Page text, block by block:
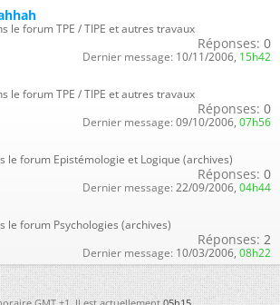
le forum TPE / TIPE et autres travaux
Réponses: 0
Dernier message: 10/11/2006, 15h42
le forum TPE / TIPE et autres travaux
Réponses: 0
Dernier message: 09/10/2006, 07h56
le forum Epistémologie et Logique (archives)
Réponses: 0
Dernier message: 22/09/2006, 04h44
le forum Psychologies (archives)
Réponses: 2
Dernier message: 10/03/2006, 08h22